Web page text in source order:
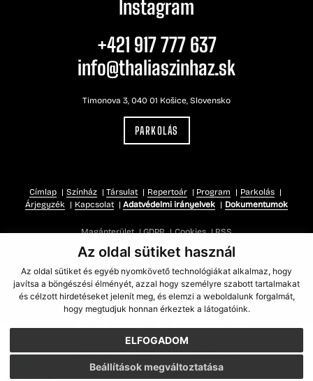
Az oldal sütiket használ
Az oldal sütiket és egyéb nyomkövető technológiákat alkalmaz, hogy
javítsa a böngészési élményét, azzal hogy személyre szabott tartalmakat
és célzott hirdetéseket jelenít meg, és elemzi a weboldalunk forgalmát,
hogy megtudjuk honnan érkeztek a látogatóink.
ELFOGADOM
Beállítások megváltoztatása
Instagram
+421 917 777 637
info@thaliaszinhaz.sk
Timonova 3, 040 01 Košice, Slovensko
PARKOLÁS
Címlap Színház Társulat Repertoár Program
Parkolás
Árjegyzék
Kapcsolat Adatvédelmi irányelvek Dokumentumok
Magánterület GDPR Cookies RSS
FENNTARTÓ